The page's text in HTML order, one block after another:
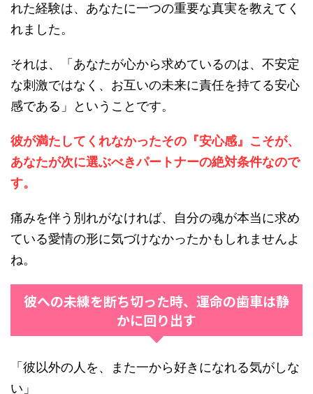
れた経験は、あなたに一つの重要な真実を教えてく
れました。
それは、「あなたが心から求めているのは、不安定
な刺激ではなく、お互いの未来に責任を持てる安心
感である」ということです。
彼が満たしてくれなかったその『安心感』こそが、
あなたが次に選ぶべきパートナーの絶対条件なので
す。
痛みを伴う別れがなければ、自分の魂が本当に求め
ている愛情の形に気づけなかったかもしれませんよ
ね。
彼への未練を断ち切った時、運命の歯車は静
かに回り出す
「彼以外の人を、また一から好きになれる気がしな
い」